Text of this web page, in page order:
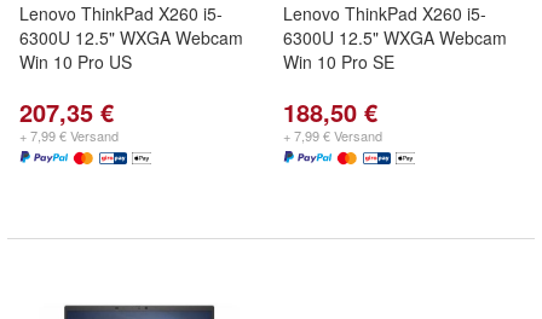
Lenovo ThinkPad X260 i5-
6300U 12.5" WXGA Webcam
Win 10 Pro US
207,35 €
+ 7,99 € Versand
Lenovo ThinkPad X260 i5-
6300U 12.5" WXGA Webcam
Win 10 Pro SE
188,50 €
+ 7,99 € Versand